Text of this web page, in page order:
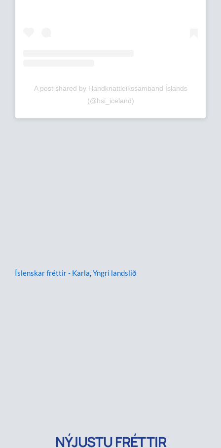
A post shared by Handknattleikssamband Íslands
(@hsi_iceland)
Íslenskar fréttir - Karla Yngri landslið
NÝJUSTU FRÉTTIR